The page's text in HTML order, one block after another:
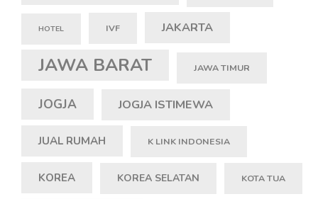
HOTEL IVF JAKARTA
JAWA BARAT JAWA TIMUR
JOGJA JOGJA ISTIMEWA
JUAL RUMAH K LINK INDONESIA
KOREA KOREA SELATAN KOTA TUA